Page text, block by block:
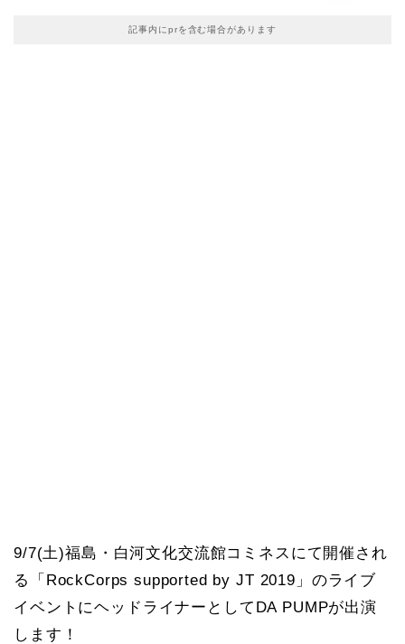
記事内にprを含む場合があります
9/7(土)福島・白河文化交流館コミネスにて開催され
る「RockCorps supported by JT 2019」のライブ
イベントにヘッドライナーとしてDA PUMPが出演
します！